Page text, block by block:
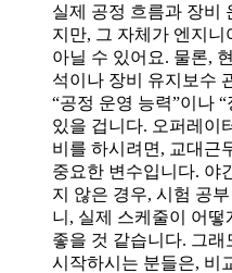
실제 공정 흐름과 장비
지만, 그 자체가 엔지
아닐 수 있어요. 물론,
석이나 장비 유지보수
“공정 운영 능력”이나
있을 겁니다. 오퍼레이
비를 하시려면, 교대근
중요한 변수입니다. 야
지 않은 경우, 시험 공
니, 실제 스케줄이 어
좋을 것 같습니다. 그
시작하시는 분들은, 비